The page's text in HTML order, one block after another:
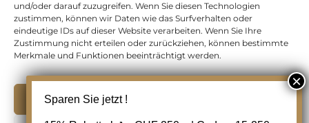
und/oder darauf zuzugreifen. Wenn Sie diesen Technologien
zustimmen, können wir Daten wie das Surfverhalten oder
eindeutige IDs auf dieser Website verarbeiten. Wenn Sie Ihre
Zustimmung nicht erteilen oder zurückziehen, können bestimmte
Merkmale und Funktionen beeinträchtigt werden.
Zensurbelege Österreich
Zensurbelege Schweiz
Sparen Sie jetzt !